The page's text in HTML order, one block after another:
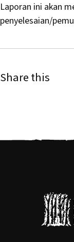
Laporan ini akan
penyelesaian/
Share this